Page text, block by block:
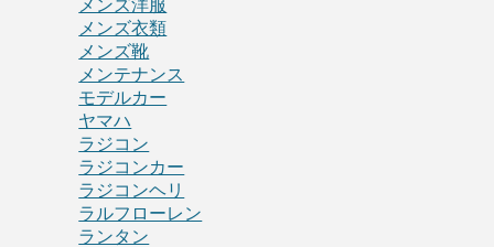
メンズ洋服
メンズ衣類
メンズ靴
メンテナンス
モデルカー
ヤマハ
ラジコン
ラジコンカー
ラジコンヘリ
ラルフローレン
ランタン